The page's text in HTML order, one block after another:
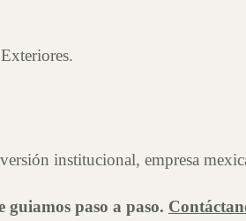
institucional, empresa
guiamos paso a paso.